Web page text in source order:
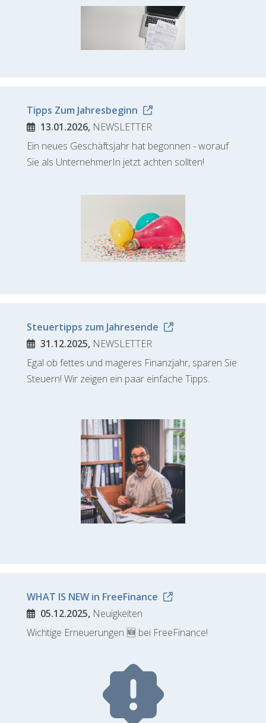
Tipps Zum Jahresbeginn
13.01.2026, NEWSLETTER
Ein neues Geschäftsjahr hat begonnen - worauf
Sie als UnternehmerIn jetzt achten sollten!
Steuertipps zum Jahresende
31.12.2025, NEWSLETTER
Egal ob fettes und mageres Finanzjahr, sparen Sie
Steuern! Wir zeigen ein paar einfache Tipps.
WHAT IS NEW in FreeFinance
05.12.2025, Neuigkeiten
Wichtige Erneuerungen 🆕 bei FreeFinance!